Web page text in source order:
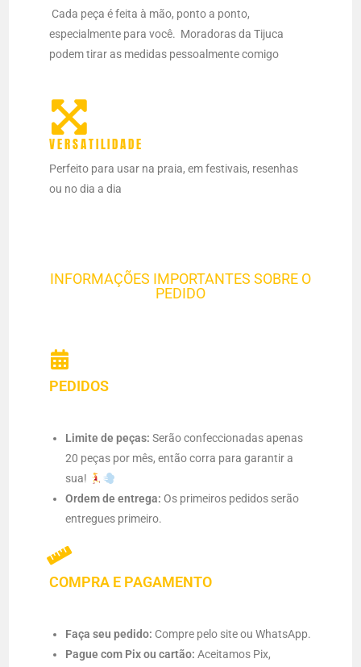
Cada peça é feita à mão, ponto a ponto,
especialmente para você. Moradoras da Tijuca
podem tirar as medidas pessoalmente comigo
VERSATILIDADE
Perfeito para usar na praia, em festivais, resenhas
ou no dia a dia
INFORMAÇÕES IMPORTANTES SOBRE O
PEDIDO
PEDIDOS
Limite de peças: Serão confeccionadas apenas
20 peças por mês, então corra para garantir a
sua!
Ordem de entrega: Os primeiros pedidos serão
entregues primeiro.
COMPRA E PAGAMENTO
Faça seu pedido: Compre pelo site ou WhatsApp.
Pague com Pix ou cartão: Aceitamos Pix,